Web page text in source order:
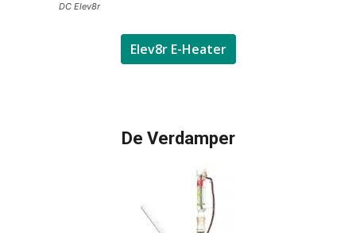
DC Elev8r
Elev8r E-Heater
De Verdamper